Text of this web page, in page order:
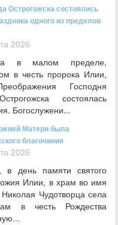
Острогожска состоялись
одного из пределов
2026
в малом пределе,
в честь пророка Илии,
Господня
состоялась
Богослужени...
Матери была
благочиния
2026
в день памяти святого
Илии, в храм во имя
Николая Чудотворца села
в честь Рождества